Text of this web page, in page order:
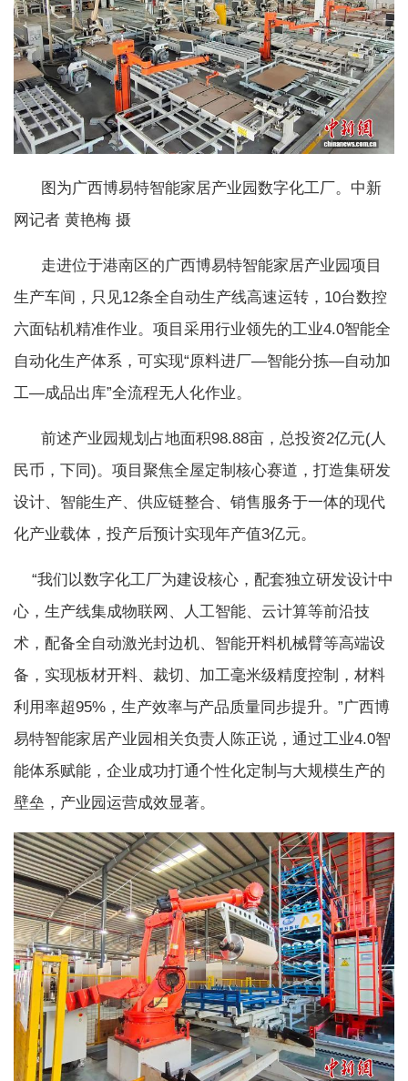
图为广西博易特智能家居产业园数字化工厂。中新
网记者 黄艳梅 摄
走进位于港南区的广西博易特智能家居产业园项目
生产车间，只见12条全自动生产线高速运转，10台数控
六面钻机精准作业。项目采用行业领先的工业4.0智能全
自动化生产体系，可实现“原料进厂—智能分拣—自动加
工—成品出库”全流程无人化作业。
前述产业园规划占地面积98.88亩，总投资2亿元(人
民币，下同)。项目聚焦全屋定制核心赛道，打造集研发
设计、智能生产、供应链整合、销售服务于一体的现代
化产业载体，投产后预计实现年产值3亿元。
“我们以数字化工厂为建设核心，配套独立研发设计中
心，生产线集成物联网、人工智能、云计算等前沿技
术，配备全自动激光封边机、智能开料机械臂等高端设
备，实现板材开料、裁切、加工毫米级精度控制，材料
利用率超95%，生产效率与产品质量同步提升。”广西博
易特智能家居产业园相关负责人陈正说，通过工业4.0智
能体系赋能，企业成功打通个性化定制与大规模生产的
壁垒，产业园运营成效显著。